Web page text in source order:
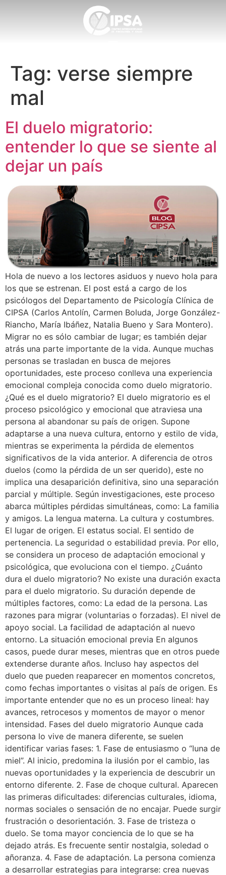
Tag: verse siempre
mal
El duelo migratorio:
entender lo que se siente al
dejar un país
Hola de nuevo a los lectores asiduos y nuevo hola para
los que se estrenan. El post está a cargo de los
psicólogos del Departamento de Psicología Clínica de
CIPSA (Carlos Antolín, Carmen Boluda, Jorge González-
Riancho, María Ibáñez, Natalia Bueno y Sara Montero).
Migrar no es sólo cambiar de lugar; es también dejar
atrás una parte importante de la vida. Aunque muchas
personas se trasladan en busca de mejores
oportunidades, este proceso conlleva una experiencia
emocional compleja conocida como duelo migratorio.
¿Qué es el duelo migratorio? El duelo migratorio es el
proceso psicológico y emocional que atraviesa una
persona al abandonar su país de origen. Supone
adaptarse a una nueva cultura, entorno y estilo de vida,
mientras se experimenta la pérdida de elementos
significativos de la vida anterior. A diferencia de otros
duelos (como la pérdida de un ser querido), este no
implica una desaparición definitiva, sino una separación
parcial y múltiple. Según investigaciones, este proceso
abarca múltiples pérdidas simultáneas, como: La familia
y amigos. La lengua materna. La cultura y costumbres.
El lugar de origen. El estatus social. El sentido de
pertenencia. La seguridad o estabilidad previa. Por ello,
se considera un proceso de adaptación emocional y
psicológica, que evoluciona con el tiempo. ¿Cuánto
dura el duelo migratorio? No existe una duración exacta
para el duelo migratorio. Su duración depende de
múltiples factores, como: La edad de la persona. Las
razones para migrar (voluntarias o forzadas). El nivel de
apoyo social. La facilidad de adaptación al nuevo
entorno. La situación emocional previa En algunos
casos, puede durar meses, mientras que en otros puede
extenderse durante años. Incluso hay aspectos del
duelo que pueden reaparecer en momentos concretos,
como fechas importantes o visitas al país de origen. Es
importante entender que no es un proceso lineal: hay
avances, retrocesos y momentos de mayor o menor
intensidad. Fases del duelo migratorio Aunque cada
persona lo vive de manera diferente, se suelen
identificar varias fases: 1. Fase de entusiasmo o “luna de
miel”. Al inicio, predomina la ilusión por el cambio, las
nuevas oportunidades y la experiencia de descubrir un
entorno diferente. 2. Fase de choque cultural. Aparecen
las primeras dificultades: diferencias culturales, idioma,
normas sociales o sensación de no encajar. Puede surgir
frustración o desorientación. 3. Fase de tristeza o
duelo. Se toma mayor conciencia de lo que se ha
dejado atrás. Es frecuente sentir nostalgia, soledad o
añoranza. 4. Fase de adaptación. La persona comienza
a desarrollar estrategias para integrarse: crea nuevas